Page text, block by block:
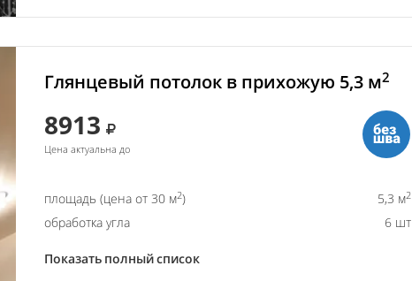
Глянцевый потолок в прихожую 5,3 м2
8913
Цена актуальна до
площадь (цена от 30 м2) 5,3 м2
обработка угла 6 шт
Показать полный список